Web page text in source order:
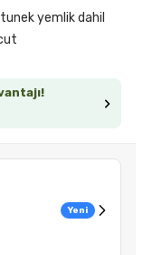
Yeni
yemlik dahil